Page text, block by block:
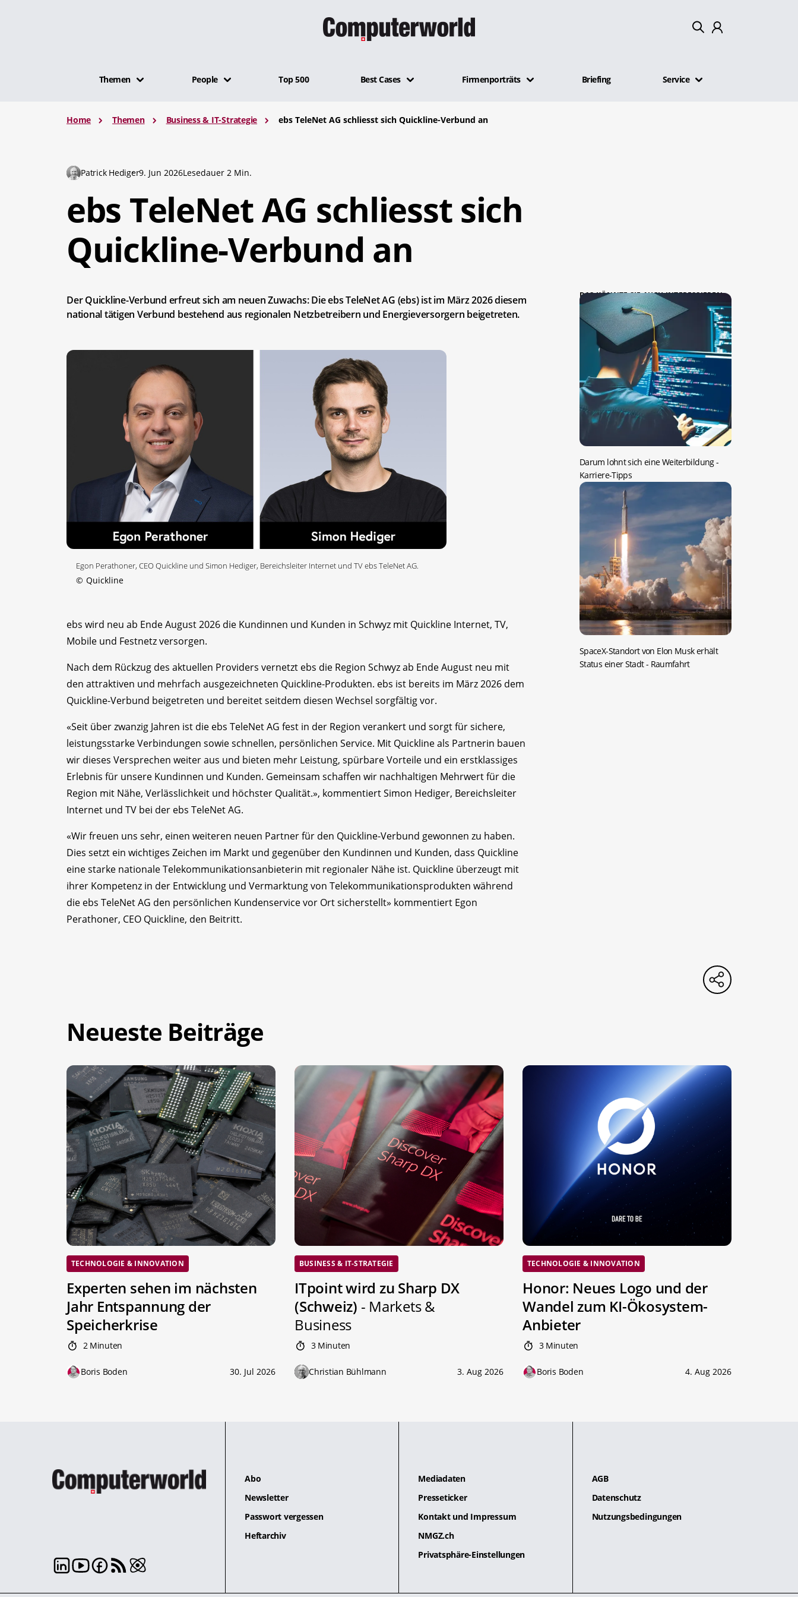
Themen People Top 500 Best Cases Firmenporträts Briefing Service
Home Themen Business & IT-Strategie ebs TeleNet AG schliesst sich Quickline-Verbund an
Patrick Hediger9. Jun 2026Lesedauer 2 Min.
ebs TeleNet AG schliesst sich
Quickline-Verbund an
Der Quickline-Verbund erfreut sich am neuen Zuwachs: Die ebs TeleNet AG (ebs) ist im März 2026 diesem
national tätigen Verbund bestehend aus regionalen Netzbetreibern und Energieversorgern beigetreten.
Egon Perathoner, CEO Quickline und Simon Hediger, Bereichsleiter Internet und TV ebs TeleNet AG.
© Quickline
ebs wird neu ab Ende August 2026 die Kundinnen und Kunden in Schwyz mit Quickline Internet, TV,
Mobile und Festnetz versorgen.
Nach dem Rückzug des aktuellen Providers vernetzt ebs die Region Schwyz ab Ende August neu mit
den attraktiven und mehrfach ausgezeichneten Quickline-Produkten. ebs ist bereits im März 2026 dem
Quickline-Verbund beigetreten und bereitet seitdem diesen Wechsel sorgfältig vor.
«Seit über zwanzig Jahren ist die ebs TeleNet AG fest in der Region verankert und sorgt für sichere,
leistungsstarke Verbindungen sowie schnellen, persönlichen Service. Mit Quickline als Partnerin bauen
wir dieses Versprechen weiter aus und bieten mehr Leistung, spürbare Vorteile und ein erstklassiges
Erlebnis für unsere Kundinnen und Kunden. Gemeinsam schaffen wir nachhaltigen Mehrwert für die
Region mit Nähe, Verlässlichkeit und höchster Qualität.», kommentiert Simon Hediger, Bereichsleiter
Internet und TV bei der ebs TeleNet AG.
«Wir freuen uns sehr, einen weiteren neuen Partner für den Quickline-Verbund gewonnen zu haben.
Dies setzt ein wichtiges Zeichen im Markt und gegenüber den Kundinnen und Kunden, dass Quickline
eine starke nationale Telekommunikationsanbieterin mit regionaler Nähe ist. Quickline überzeugt mit
ihrer Kompetenz in der Entwicklung und Vermarktung von Telekommunikationsprodukten während
die ebs TeleNet AG den persönlichen Kundenservice vor Ort sicherstellt» kommentiert Egon
Perathoner, CEO Quickline, den Beitritt.
DAS KÖNNTE SIE AUCH INTERESSIEREN:
Darum lohnt sich eine Weiterbildung-
Karriere-Tipps
SpaceX-Standort von Elon Musk erhält
Status einer Stadt- Raumfahrt
Neueste Beiträge
TECHNOLOGIE & INNOVATION
Experten sehen im nächsten
Jahr Entspannung der
Speicherkrise
2 Minuten
Boris Boden 30. Jul 2026
BUSINESS & IT-STRATEGIE
ITpoint wird zu Sharp DX
(Schweiz) - Markets &
Business
3 Minuten
Christian Bühlmann 3. Aug 2026
TECHNOLOGIE & INNOVATION
Honor: Neues Logo und der
Wandel zum KI-Ökosystem-
Anbieter
3 Minuten
Boris Boden 4. Aug 2026
Abo
Newsletter
Passwort vergessen
Heftarchiv
Mediadaten
Presseticker
Kontakt und Impressum
NMGZ.ch
Privatsphäre-Einstellungen
AGB
Datenschutz
Nutzungsbedingungen